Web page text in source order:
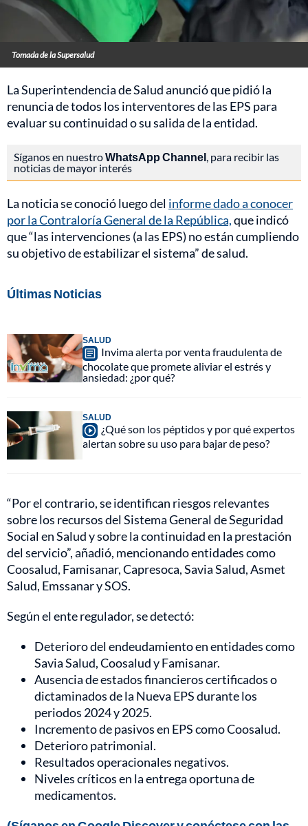
Tomada de la Supersalud
La Superintendencia de Salud anunció que pidió la
renuncia de todos los interventores de las EPS para
evaluar su continuidad o su salida de la entidad.
Síganos en nuestroWhatsApp Channel, para recibir las
noticias de mayor interés
La noticia se conoció luego del informe dado a conocer
por la Contraloría General de la República,que indicó
que “las intervenciones (a las EPS) no están cumpliendo
su objetivo de estabilizar el sistema” de salud.
Últimas Noticias
SALUD
Invima alerta por venta fraudulenta de
chocolate que promete aliviar el estrés y
ansiedad: ¿por qué?
SALUD
¿Qué son los péptidos y por qué expertos
alertan sobre su uso para bajar de peso?
“Por el contrario, se identifican riesgos relevantes
sobre los recursos del Sistema General de Seguridad
Social en Salud y sobre la continuidad en la prestación
del servicio”, añadió, mencionando entidades como
Coosalud, Famisanar, Capresoca, Savia Salud, Asmet
Salud, Emssanar y SOS.
Según el ente regulador, se detectó:
Deterioro del endeudamiento en entidades como
Savia Salud, Coosalud y Famisanar.
Ausencia de estados financieros certificados o
dictaminados de la Nueva EPS durante los
periodos 2024 y 2025.
Incremento de pasivos en EPS como Coosalud.
Deterioro patrimonial.
Resultados operacionales negativos.
Niveles críticos en la entrega oportuna de
medicamentos.